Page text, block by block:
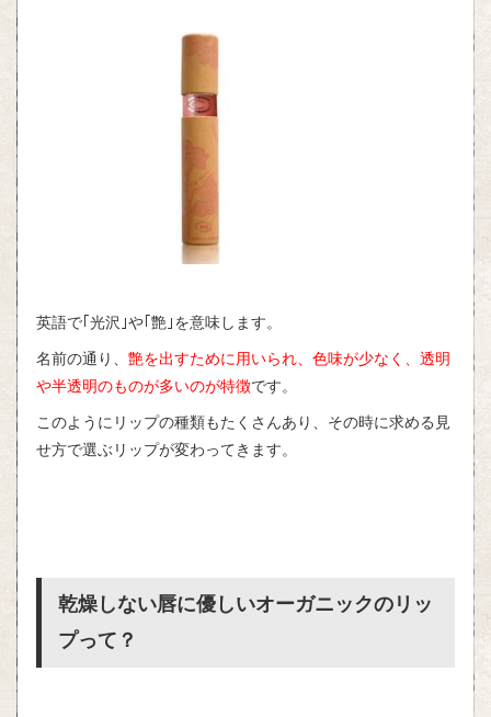
英語で｢光沢｣や｢艶｣を意味します。
名前の通り、 艶を出すために用いられ、色味が少なく、透明
や半透明のものが多いのが特徴です。
このようにリップの種類もたくさんあり、その時に求める見
せ方で選ぶリップが変わってきます。
乾燥しない唇に優しいオーガニックのリッ
プって？